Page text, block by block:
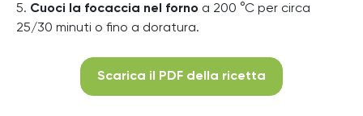
5. Cuoci la focaccia nel forno a 200 °C per circa
25/30 minuti o fino a doratura.
Scarica il PDF della ricetta